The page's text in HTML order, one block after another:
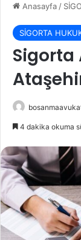
Anasayfa /
SİGORTA
Sigorta
4 dakika okuma